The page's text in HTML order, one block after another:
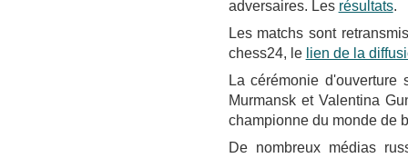
adversaires. Les résultats.
Les matchs sont
chess24, le lien de la
La cérémonie
Murmansk et Valentina
championne du monde de
De nombreux médias